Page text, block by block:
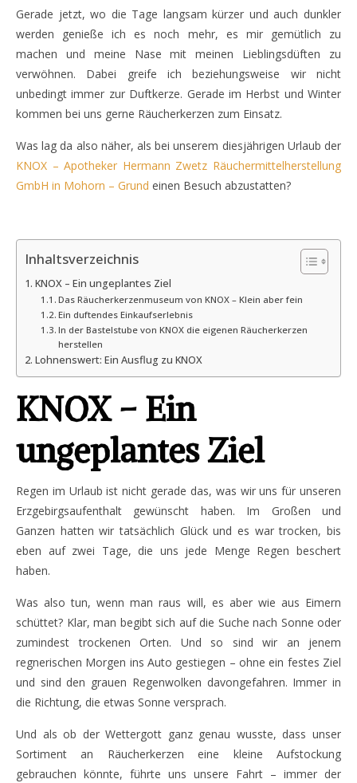
Gerade jetzt, wo die Tage langsam kürzer und auch dunkler
werden genieße ich es noch mehr, es mir gemütlich zu
machen und meine Nase mit meinen Lieblingsdüften zu
verwöhnen. Dabei greife ich beziehungsweise wir nicht
unbedingt immer zur Duftkerze. Gerade im Herbst und Winter
kommen bei uns gerne Räucherkerzen zum Einsatz.
Was lag da also näher, als bei unserem diesjährigen Urlaub der
KNOX – Apotheker Hermann Zwetz Räuchermittelherstellung
GmbH in Mohorn – Grund einen Besuch abzustatten?
Inhaltsverzeichnis
KNOX – Ein ungeplantes Ziel
Das Räucherkerzenmuseum von KNOX – Klein aber fein
Ein duftendes Einkaufserlebnis
In der Bastelstube von KNOX die eigenen Räucherkerzen
herstellen
Lohnenswert: Ein Ausflug zu KNOX
KNOX – Ein
ungeplantes Ziel
Regen im Urlaub ist nicht gerade das, was wir uns für unseren
Erzgebirgsaufenthalt gewünscht haben. Im Großen und
Ganzen hatten wir tatsächlich Glück und es war trocken, bis
eben auf zwei Tage, die uns jede Menge Regen beschert
haben.
Was also tun, wenn man raus will, es aber wie aus Eimern
schüttet? Klar, man begibt sich auf die Suche nach Sonne oder
zumindest trockenen Orten. Und so sind wir an jenem
regnerischen Morgen ins Auto gestiegen – ohne ein festes Ziel
und sind den grauen Regenwolken davongefahren. Immer in
die Richtung, die etwas Sonne versprach.
Und als ob der Wettergott ganz genau wusste, dass unser
Sortiment an Räucherkerzen eine kleine Aufstockung
gebrauchen könnte, führte uns unsere Fahrt – immer der